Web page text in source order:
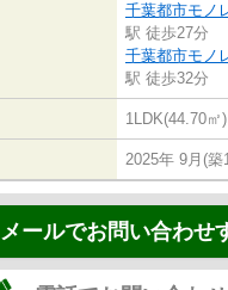
千葉都市モノ
駅 徒歩27分
千葉都市モノ
駅 徒歩32分
1LDK(44.70㎡)
2025年 9月(築
メールでお問い合わせ